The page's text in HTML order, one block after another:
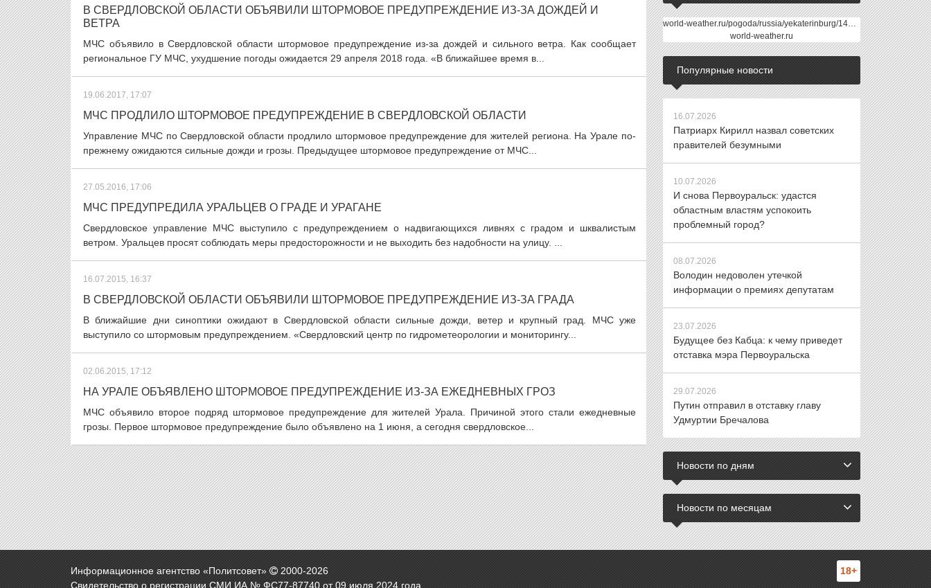
В СВЕРДЛОВСКОЙ ОБЛАСТИ ОБЪЯВИЛИ ШТОРМОВОЕ ПРЕДУПРЕЖДЕНИЕ ИЗ-ЗА ДОЖДЕЙ И
ВЕТРА
МЧС объявило в Свердловской области штормовое предупреждение из-за дождей и сильного ветра. Как сообщает
региональное ГУ МЧС, ухудшение погоды ожидается 29 апреля 2018 года. «В ближайшее время в...
19.06.2017, 17:07
МЧС ПРОДЛИЛО ШТОРМОВОЕ ПРЕДУПРЕЖДЕНИЕ В СВЕРДЛОВСКОЙ ОБЛАСТИ
Управление МЧС по Свердловской области продлило штормовое предупреждение для жителей региона. На Урале по-
прежнему ожидаются сильные дожди и грозы. Предыдущее штормовое предупреждение от МЧС...
27.05.2016, 17:06
МЧС ПРЕДУПРЕДИЛА УРАЛЬЦЕВ О ГРАДЕ И УРАГАНЕ
Свердловское управление МЧС выступило с предупреждением о надвигающихся ливнях с градом и шквалистым
ветром. Уральцев просят соблюдать меры предосторожности и не выходить без надобности на улицу. ...
16.07.2015, 16:37
В СВЕРДЛОВСКОЙ ОБЛАСТИ ОБЪЯВИЛИ ШТОРМОВОЕ ПРЕДУПРЕЖДЕНИЕ ИЗ-ЗА ГРАДА
В ближайшие дни синоптики ожидают в Свердловской области сильные дожди, ветер и крупный град. МЧС уже
выступило со штормовым предупреждением. «Свердловский центр по гидрометеорологии и мониторингу...
02.06.2015, 17:12
НА УРАЛЕ ОБЪЯВЛЕНО ШТОРМОВОЕ ПРЕДУПРЕЖДЕНИЕ ИЗ-ЗА ЕЖЕДНЕВНЫХ ГРОЗ
МЧС объявило второе подряд штормовое предупреждение для жителей Урала. Причиной этого стали ежедневные
грозы. Первое штормовое предупреждение было объявлено на 1 июня, а сегодня свердловское...
world-weather.ru/pogoda/russia/yekaterinburg/14days/
world-weather.ru
Популярные новости
16.07.2026
Патриарх Кирилл назвал советских
правителей безумными
10.07.2026
И снова Первоуральск: удастся
областным властям успокоить
проблемный город?
08.07.2026
Володин недоволен утечкой
информации о премиях депутатам
23.07.2026
Будущее без Кабца: к чему приведет
отставка мэра Первоуральска
29.07.2026
Путин отправил в отставку главу
Удмуртии Бречалова
Новости по дням
Новости по месяцам
Информационное агентство «Политсовет» 2000-2026
Свидетельство о регистрации СМИ ИА № ФС77-87740 от 09 июля 2024 года.
18+